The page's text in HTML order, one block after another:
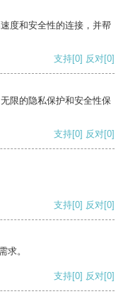
度和安全性的连接，并帮
支持[0] 反对[0]
限的隐私保护和安全性保
支持[0] 反对[0]
支持[0] 反对[0]
求。
支持[0] 反对[0]